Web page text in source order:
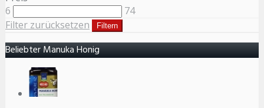
6
74
Filter zurücksetzen
Filtern
Beliebter Manuka Honig